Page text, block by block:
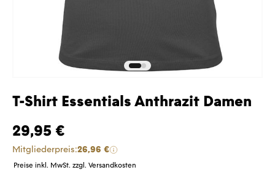
T-Shirt Essentials Anthrazit Damen
29,95 €
Mitgliederpreis:26,96 €
Preise inkl. MwSt. zzgl. Versandkosten